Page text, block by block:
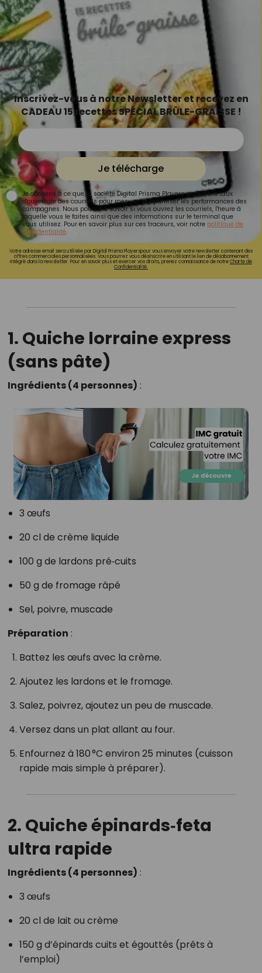
Inscrivez-vous à notre Newsletter et recevez en
CADEAU 15 recettes SPÉCIAL BRÛLE-GRAISSE !
Je télécharge
Je consens à ce que la société Digital Prisma Players analyse le taux
d'ouverture des courriels pour mesurer et optimiser les performances des
campagnes. Nous pourrons savoir si vous ouvrez les courriels, l'heure à
laquelle vous le faites ainsi que des informations sur le terminal que
vous utilisez. Pour en savoir plus sur ces traceurs, voir notre politique de
confidentialité.
Votre adresse email sera utilisée par Digital Prisma Playerspour vous envoyer votre newsletter contenant des
offres commerciales personnalisées. Vous pourrez vous désinscrire en utilisant le lien de désabonnement
intégré dans la newsletter. Pour en savoir plus et exercer vos droits, prenez connaissance de notreCharte de
Confidentialité.
1. Quiche lorraine express
(sans pâte)
Ingrédients (4 personnes) :
3 œufs
20 cl de crème liquide
100 g de lardons pré‑cuits
50 g de fromage râpé
Sel, poivre, muscade
Préparation :
Battez les œufs avec la crème.
Ajoutez les lardons et le fromage.
Salez, poivrez, ajoutez un peu de muscade.
Versez dans un plat allant au four.
Enfournez à 180 °C environ 25 minutes (cuisson
rapide mais simple à préparer).
2. Quiche épinards‑feta
ultra rapide
Ingrédients (4 personnes) :
3 œufs
20 cl de lait ou crème
150 g d’épinards cuits et égouttés (prêts à
l’emploi)